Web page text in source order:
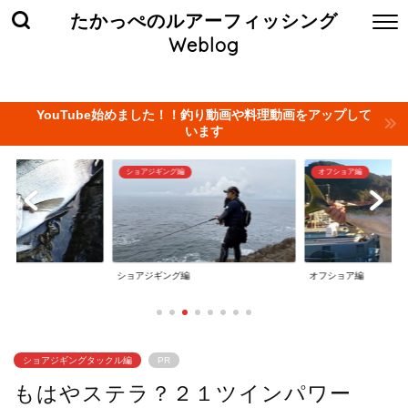
たかっぺのルアーフィッシング
Weblog
YouTube始めました！！釣り動画や料理動画をアップして
います
オフショア編
オフショア編
タイラバ編
タイラバ編
ショアジギングタックル編 PR
もはやステラ？２１ツインパワー